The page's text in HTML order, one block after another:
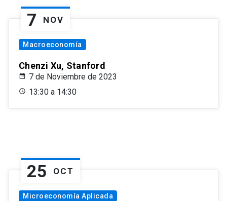
7 NOV
Macroeconomía
Chenzi Xu, Stanford
7 de Noviembre de 2023
13:30 a 14:30
25 OCT
Microeconomía Aplicada